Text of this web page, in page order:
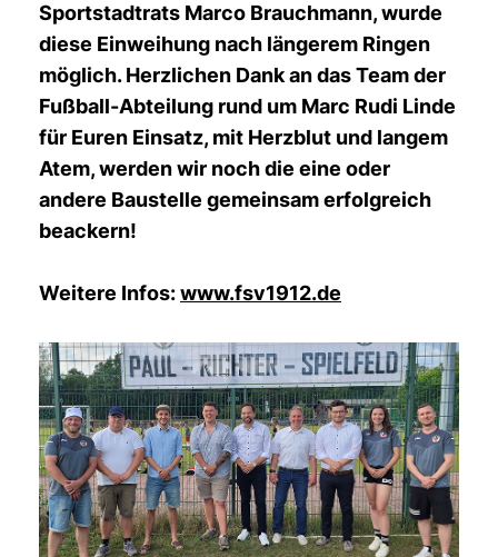
Sportstadtrats Marco Brauchmann, wurde
diese Einweihung nach längerem Ringen
möglich. Herzlichen Dank an das Team der
Fußball-Abteilung rund um Marc Rudi Linde
für Euren Einsatz, mit Herzblut und langem
Atem, werden wir noch die eine oder
andere Baustelle gemeinsam erfolgreich
beackern!
Weitere Infos:www.fsv1912.de